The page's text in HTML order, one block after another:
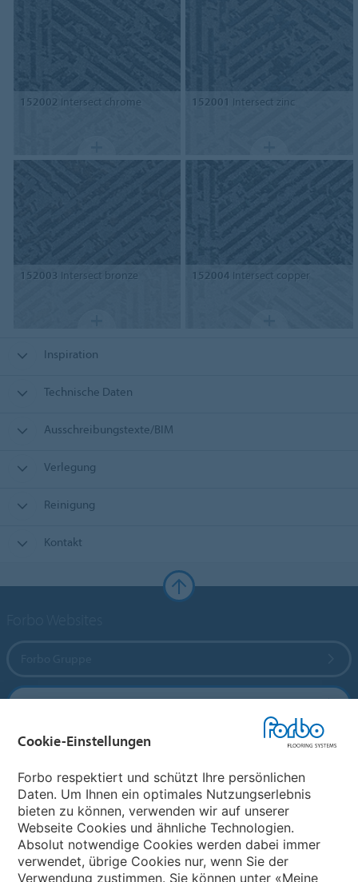
152002 Intersect chrome 152001 Intersect zinc
152003 Intersect bronze 152004 Intersect copper
Inspiration
Technische Daten
Ausschreibungstexte/BIM
Verlegung
Reinigung
Kontakt
Forbo Flooring Systems
Forbo Movement Systems
Land auswählen
Land auswählen
Cookie-Einstellungen
Forbo respektiert und schützt Ihre persönlichen
Daten. Um Ihnen ein optimales Nutzungserlebnis
bieten zu können, verwenden wir auf unserer
Webseite Cookies und ähnliche Technologien.
Absolut notwendige Cookies werden dabei immer
verwendet, übrige Cookies nur, wenn Sie der
Verwendung zustimmen. Sie können unter «Meine